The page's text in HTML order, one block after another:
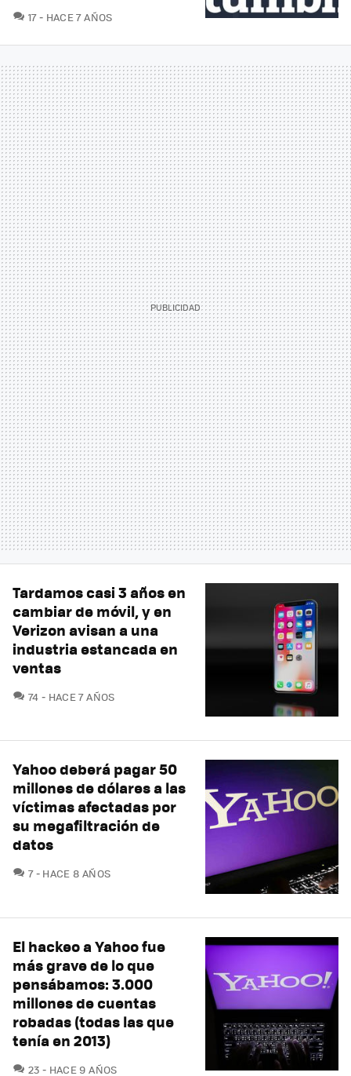
17COMENTARIOS
HACE 7 AÑOS
Tardamos casi 3 años en
cambiar de móvil, y en
Verizon avisan a una
industria estancada en
ventas
74 COMENTARIOS
HACE 7 AÑOS
Yahoo deberá pagar 50
millones de dólares a las
víctimas afectadas por
su megafiltración de
datos
7COMENTARIOS
HACE 8 AÑOS
El hackeo a Yahoo fue
más grave de lo que
pensábamos: 3.000
millones de cuentas
robadas (todas las que
tenía en 2013)
23 COMENTARIOS
HACE 9 AÑOS